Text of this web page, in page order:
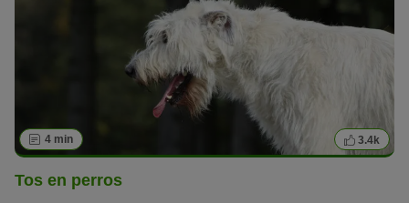
4 min 3.4k
Tos en perros